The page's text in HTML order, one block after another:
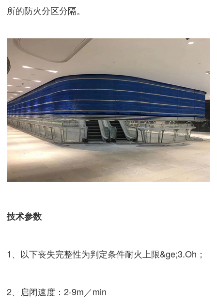
所的防火分区分隔。
技术参数
1、以下丧失完整性为判定条件耐火上限&ge;3.Oh；
2、启闭速度：2-9m／min